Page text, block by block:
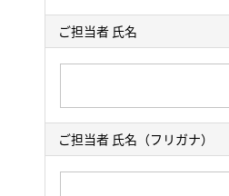
ご担当者 氏名
ご担当者 氏名（フリガナ）